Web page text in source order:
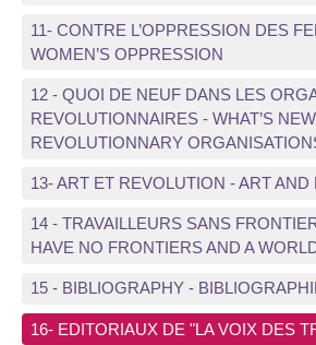
11- CONTRE L’OPPRESSION DES
WOMEN’S OPPRESSION
12 - QUOI DE NEUF DANS LES
REVOLUTIONNAIRES - WHAT’S
REVOLUTIONNARY
13- ART ET REVOLUTION - ART AND
14 - TRAVAILLEURS SANS
HAVE NO FRONTIERS AND A
15 - BIBLIOGRAPHY -
16- EDITORIAUX DE "LA VOIX DES